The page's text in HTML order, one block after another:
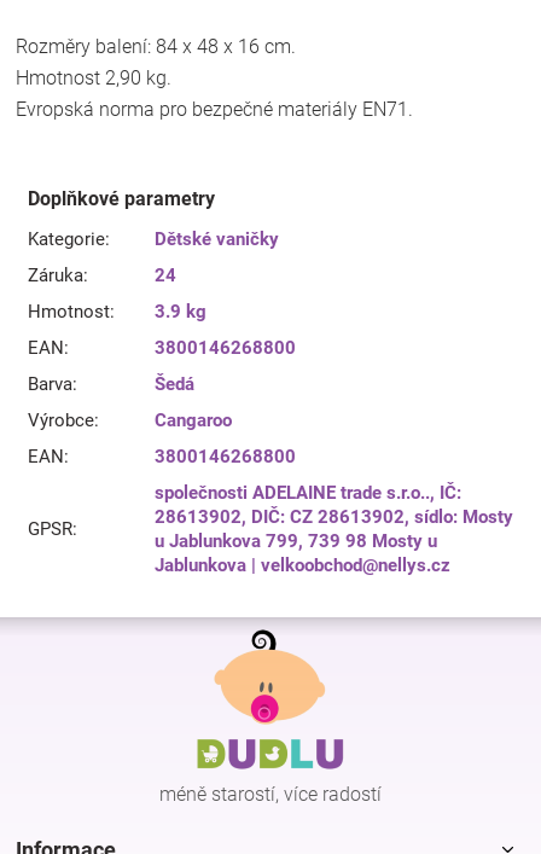
Rozměry balení: 84 x 48 x 16 cm.
Hmotnost 2,90 kg.
Evropská norma pro bezpečné materiály EN71.
Doplňkové parametry
Kategorie:
Dětské vaničky
Záruka:
24
Hmotnost:
3.9 kg
EAN:
3800146268800
Barva:
Šedá
Výrobce:
Cangaroo
EAN: 3800146268800
GPSR:
společnosti ADELAINE trade s.r.o.., IČ:
28613902, DIČ: CZ 28613902, sídlo: Mosty
u Jablunkova 799, 739 98 Mosty u
Jablunkova | velkoobchod@nellys.cz
Z
méně starostí, více radostí